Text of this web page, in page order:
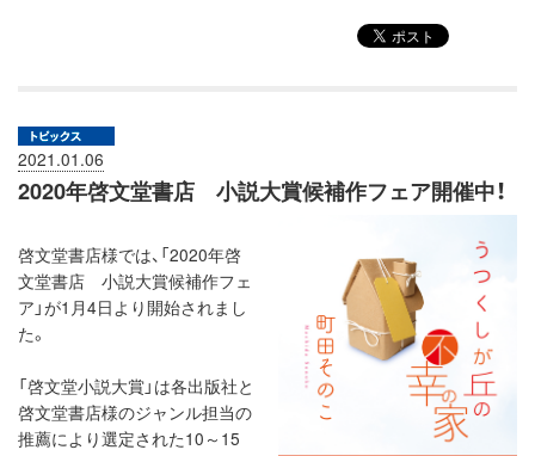
2021.01.06
2020年啓文堂書店 小説大賞候補作フェア開催中！
啓文堂書店様では、「2020年啓
文堂書店 小説大賞候補作フェ
ア」が1月4日より開始されまし
た。
「啓文堂小説大賞」は各出版社と
啓文堂書店様のジャンル担当の
推薦により選定された10～15